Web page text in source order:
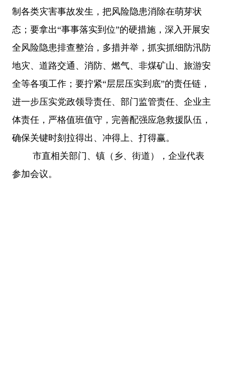
制各类灾害事故发生，把风险隐患消除在萌芽状
态；要拿出“事事落实到位”的硬措施，深入开展安
全风险隐患排查整治，多措并举，抓实抓细防汛防
地灾、道路交通、消防、燃气、非煤矿山、旅游安
全等各项工作；要拧紧“层层压实到底”的责任链，
进一步压实党政领导责任、部门监管责任、企业主
体责任，严格值班值守，完善配强应急救援队伍，
确保关键时刻拉得出、冲得上、打得赢。
市直相关部门、镇（乡、街道），企业代表
参加会议。